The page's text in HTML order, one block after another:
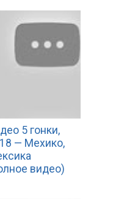
5 гонки,
— Мехико,
видео)